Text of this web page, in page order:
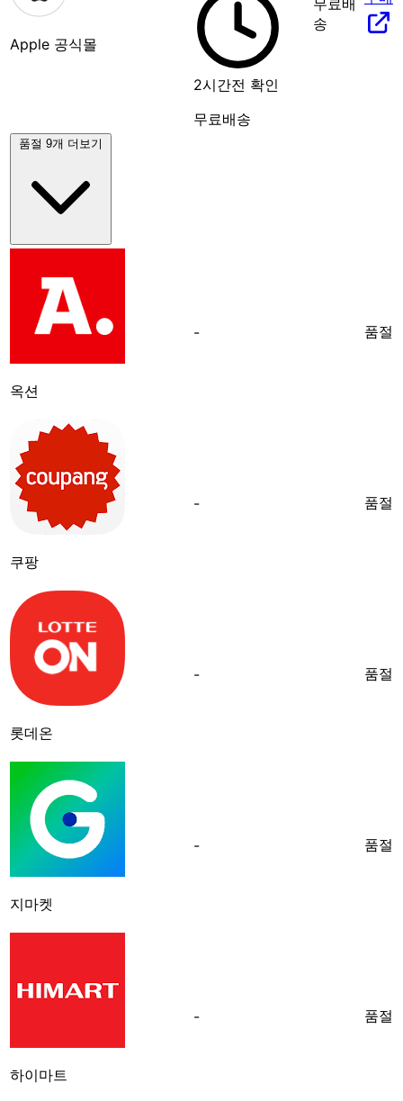
Apple 공식몰
2시간전 확인
무료배송
송
품절 9개 더보기
옥션
- 품절
쿠팡
- 품절
롯데온
- 품절
지마켓
- 품절
하이마트
- 품절